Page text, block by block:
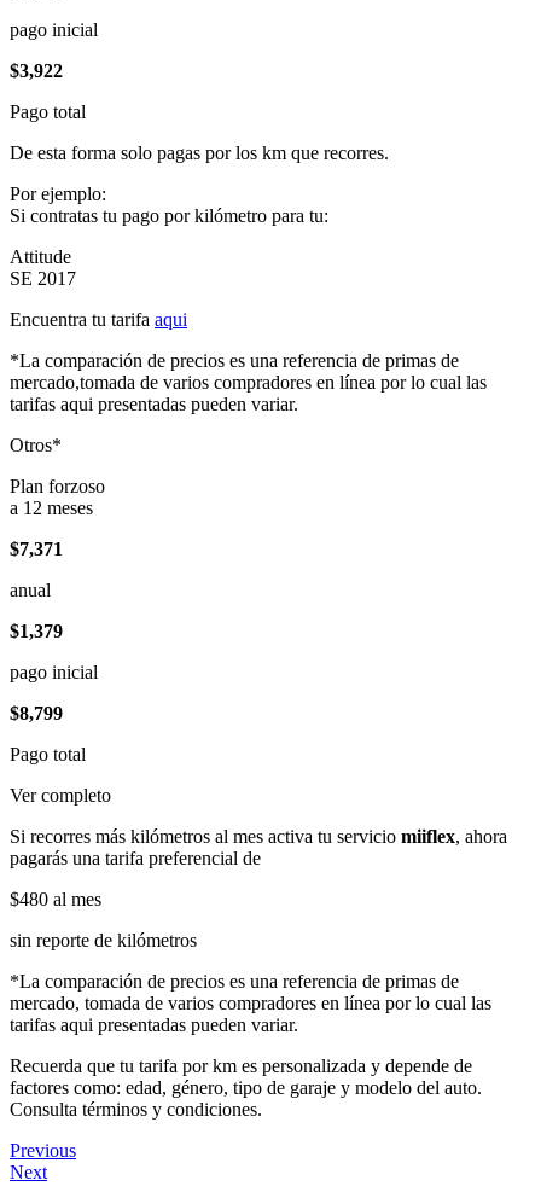
pago inicial
$3,922
Pago total
De esta forma solo pagas por los km que recorres.
Por ejemplo:
Si contratas tu pago por kilómetro para tu:
Attitude
SE 2017
Encuentra tu tarifa aqui
*La comparación de precios es una referencia de primas de
mercado,tomada de varios compradores en línea por lo cual las
tarifas aqui presentadas pueden variar.
Otros*
Plan forzoso
a 12 meses
$7,371
anual
$1,379
pago inicial
$8,799
Pago total
Ver completo
Si recorres más kilómetros al mes activa tu servicio miiflex, ahora
pagarás una tarifa preferencial de
$480 al mes
sin reporte de kilómetros
*La comparación de precios es una referencia de primas de
mercado, tomada de varios compradores en línea por lo cual las
tarifas aqui presentadas pueden variar.
Recuerda que tu tarifa por km es personalizada y depende de
factores como: edad, género, tipo de garaje y modelo del auto.
Consulta términos y condiciones.
Previous
Next